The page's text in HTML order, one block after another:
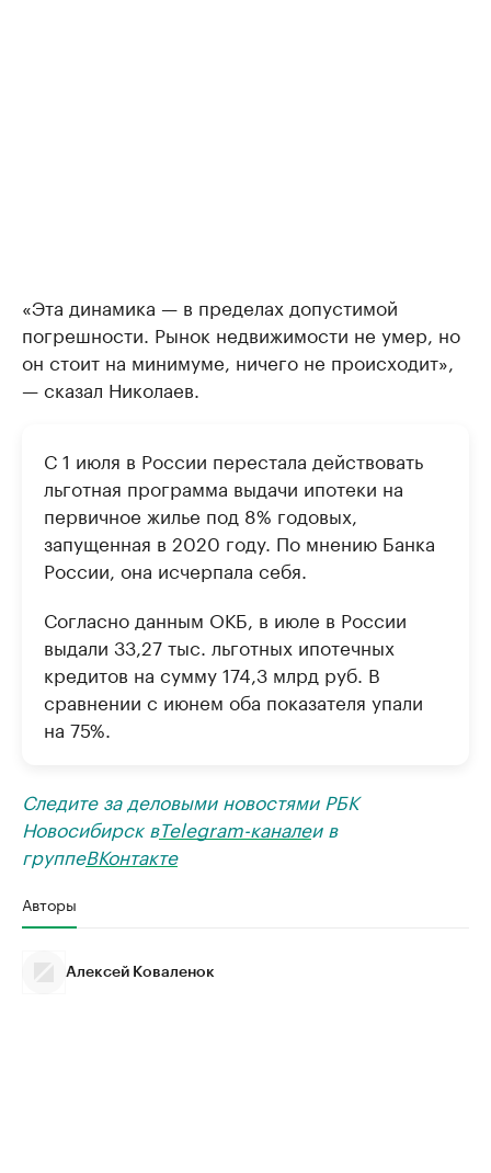
«Эта динамика — в пределах допустимой
погрешности. Рынок недвижимости не умер, но
он стоит на минимуме, ничего не происходит»,
— сказал Николаев.
С 1 июля в России перестала действовать
льготная программа выдачи ипотеки на
первичное жилье под 8% годовых,
запущенная в 2020 году. По мнению Банка
России, она исчерпала себя.
Согласно данным ОКБ, в июле в России
выдали 33,27 тыс. льготных ипотечных
кредитов на сумму 174,3 млрд руб. В
сравнении с июнем оба показателя упали
на 75%.
Следите за деловыми новостями РБК
Новосибирск вTelegram-каналеи в
группеВКонтакте
Авторы
Алексей Коваленок